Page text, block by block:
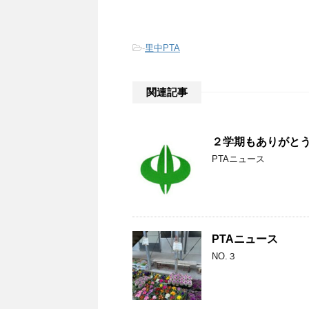
-里中PTA
関連記事
２学期もありがと
PTAニュース
PTAニュース
NO.３